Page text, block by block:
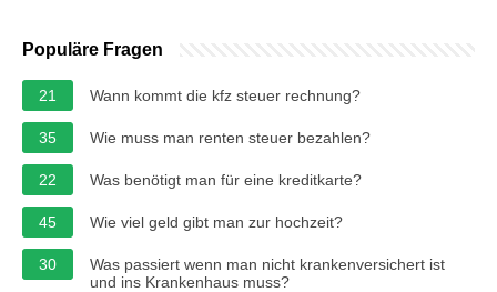
Populäre Fragen
21 Wann kommt die kfz steuer rechnung?
35 Wie muss man renten steuer bezahlen?
22 Was benötigt man für eine kreditkarte?
45 Wie viel geld gibt man zur hochzeit?
30
Was passiert wenn man nicht krankenversichert ist
und ins Krankenhaus muss?